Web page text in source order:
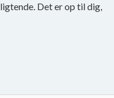
Det er op til dig,